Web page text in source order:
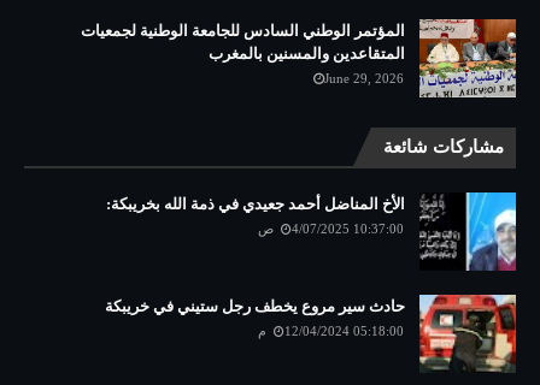
المؤتمر الوطني السادس للجامعة الوطنية لجمعيات
المتقاعدين والمسنين بالمغرب
June 29, 2026
مشاركات شائعة
الأخ المناضل أحمد جعيدي في ذمة الله بخريبكة:
4/07/2025 10:37:00 ص
حادث سير مروع يخطف رجل ستيني في خريبكة
12/04/2024 05:18:00 م